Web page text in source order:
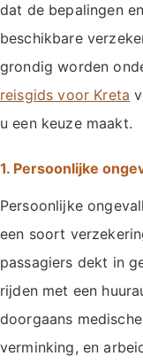
dat de bepalingen
beschikbare
grondig worden
reisgids voor Kreta
u een keuze maakt.
1. Persoonlijke
Persoonlijke
een soort
passagiers dekt in
rijden met een
doorgaans
verminking, en